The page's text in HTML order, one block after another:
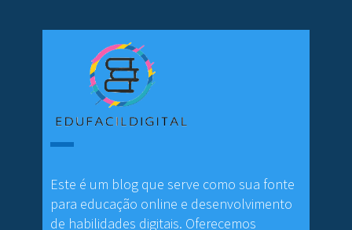
Este é um blog que serve como sua fonte
para educação online e desenvolvimento
de habilidades digitais. Oferecemos